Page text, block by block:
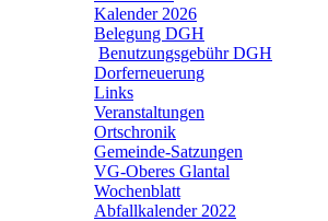
Kalender 2026
Belegung DGH
Benutzungsgebühr DGH
Dorferneuerung
Links
Veranstaltungen
Ortschronik
Gemeinde-Satzungen
VG-Oberes Glantal
Wochenblatt
Abfallkalender 2022